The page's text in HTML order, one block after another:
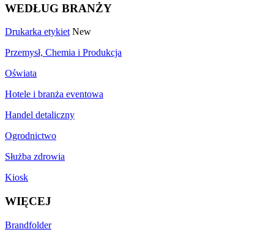
WEDŁUG BRANŻY
Drukarka etykiet New
Przemysł, Chemia i Produkcja
Oświata
Hotele i branża eventowa
Handel detaliczny
Ogrodnictwo
Służba zdrowia
Kiosk
WIĘCEJ
Brandfolder